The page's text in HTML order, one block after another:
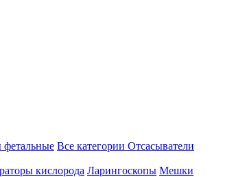
Все категории Отсасыватели
кислорода Ларингоскопы Мешки